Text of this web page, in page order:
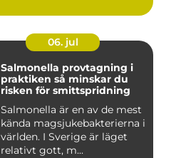
06. jul
Salmonella provtagning i
praktiken så minskar du
risken för smittspridning
Salmonella är en av de mest
kända magsjukebakterierna i
världen. I Sverige är läget
relativt gott, m...